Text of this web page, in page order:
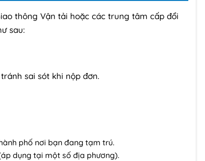
thông Vận tải hoặc các trung tâm cấp đổi
sau:
sai sót khi nộp đơn.
phố nơi bạn đang tạm trú.
dụng tại một số địa phương).